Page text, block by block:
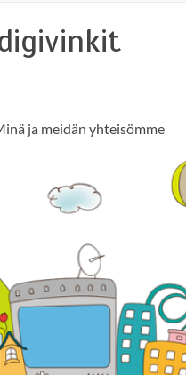
ja meidän yhteisömme